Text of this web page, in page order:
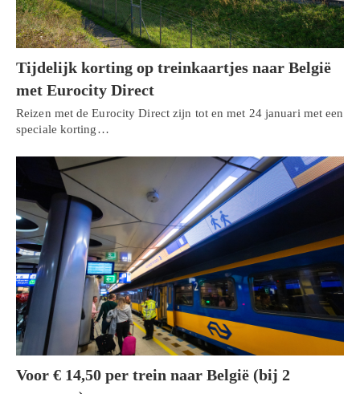
Tijdelijk korting op treinkaartjes naar België
met Eurocity Direct
Reizen met de Eurocity Direct zijn tot en met 24 januari met een
speciale korting…
Voor € 14,50 per trein naar België (bij 2